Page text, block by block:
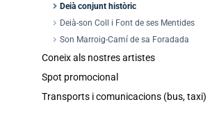
chevron_right Deià conjunt històric
chevron_right Deià-son Coll i Font de ses Mentides
chevron_right Son Marroig-Camí de sa Foradada
Coneix als nostres artistes
Spot promocional
Transports i comunicacions (bus, taxi)